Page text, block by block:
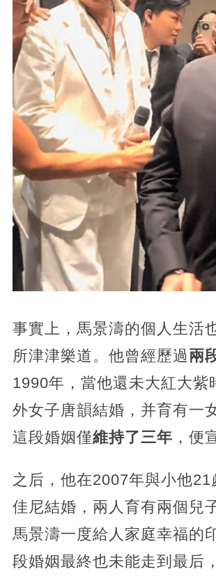
事實上，馬景濤的個人生活
所津津樂道。他曾經歷過 兩
1990年，當他還未大紅大紫
外女子唐韻結婚，并育有一
這段婚姻僅維持了三年 ，便
之后，他在2007年與小他21
佳尼結婚，兩人育有兩個兒
馬景濤一度給人家庭幸福的
段婚姻最終也未能走到最后